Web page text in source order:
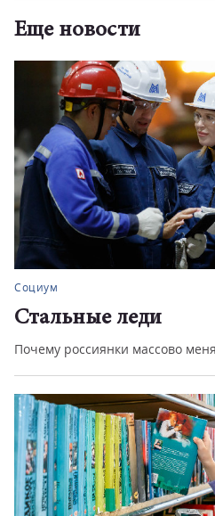
Еще новости
Социум
Стальные леди
Почему россиянки массово